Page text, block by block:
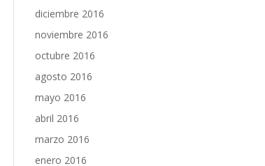
diciembre 2016
noviembre 2016
octubre 2016
agosto 2016
mayo 2016
abril 2016
marzo 2016
enero 2016